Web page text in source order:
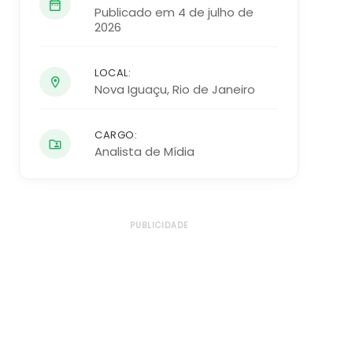
Publicado em 4 de julho de
2026
LOCAL:
Nova Iguaçu,Rio de Janeiro
CARGO:
Analista de Mídia
PUBLICIDADE